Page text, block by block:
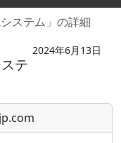
ステム」の詳細
テ
2024年6月13日